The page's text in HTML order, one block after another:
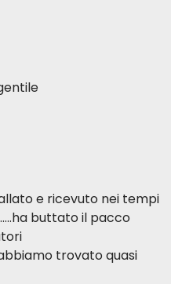
e ricevuto nei tempi
buttato il pacco
trovato quasi